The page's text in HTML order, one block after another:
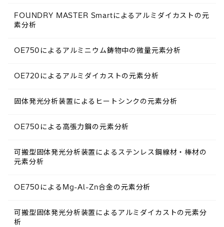
FOUNDRY MASTER Smartによるアルミダイカストの元
素分析
OE750によるアルミニウム鋳物中の微量元素分析
OE720によるアルミダイカストの元素分析
固体発光分析装置によるヒートシンクの元素分析
OE750による高張力鋼の元素分析
可搬型固体発光分析装置によるステンレス鋼線材・棒材の
元素分析
OE750によるMg-Al-Zn合金の元素分析
可搬型固体発光分析装置によるアルミダイカストの元素分
析